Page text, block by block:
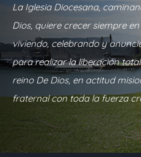
La Iglesia Diocesana,
Dios, quiere crecer siempre
viviendo, celebrando y
para realizar la liberación
reino De Dios, en actitud
fraternal con toda la fuerza